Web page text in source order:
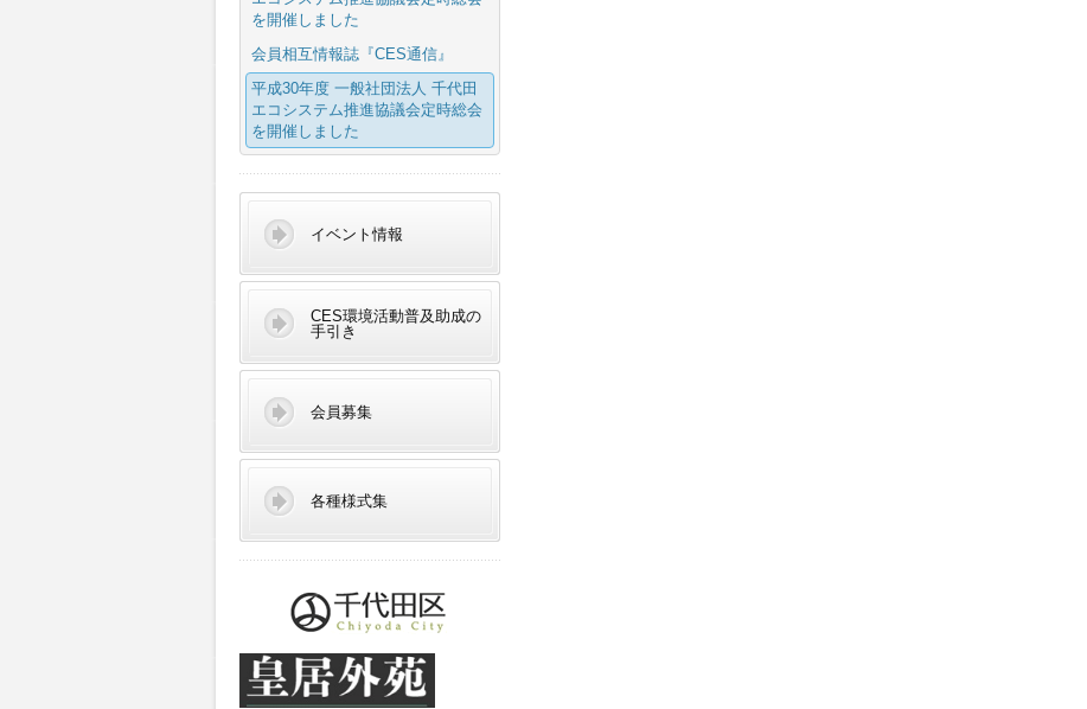
を開催しました
会員相互情報誌『CES通信』
平成30年度 一般社団法人 千代田
エコシステム推進協議会定時総会
を開催しました
イベント情報
CES環境活動普及助成の
手引き
会員募集
各種様式集